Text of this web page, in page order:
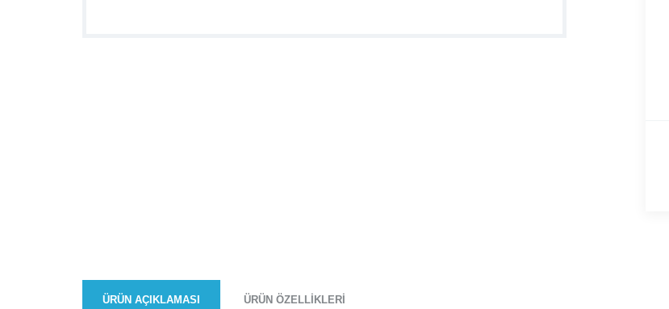
ÜRÜN AÇIKLAMASI ÜRÜN ÖZELLIKLERI